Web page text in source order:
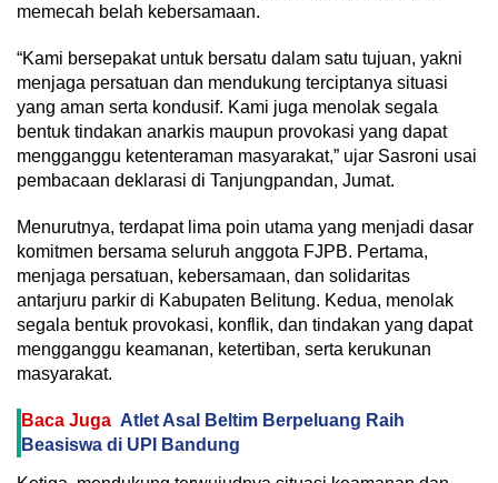
memecah belah kebersamaan.
“Kami bersepakat untuk bersatu dalam satu tujuan, yakni
menjaga persatuan dan mendukung terciptanya situasi
yang aman serta kondusif. Kami juga menolak segala
bentuk tindakan anarkis maupun provokasi yang dapat
mengganggu ketenteraman masyarakat,” ujar Sasroni usai
pembacaan deklarasi di Tanjungpandan, Jumat.
Menurutnya, terdapat lima poin utama yang menjadi dasar
komitmen bersama seluruh anggota FJPB. Pertama,
menjaga persatuan, kebersamaan, dan solidaritas
antarjuru parkir di Kabupaten Belitung. Kedua, menolak
segala bentuk provokasi, konflik, dan tindakan yang dapat
mengganggu keamanan, ketertiban, serta kerukunan
masyarakat.
Baca Juga Atlet Asal Beltim Berpeluang Raih
Beasiswa di UPI Bandung